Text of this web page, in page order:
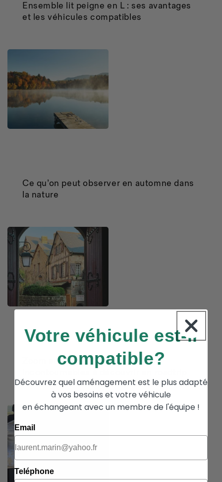
Ensemble lit peigne en L : ses avantages
et les véhicules compatibles
Ce qu’on peut observer en automne dans
la nature
Zoom sur la Normandie : 5
Votre véhicule est-il
compatible?
Découvrez quel aménagement est le plus adapté
à vos besoins et votre véhicule
en échangeant avec un membre de l'équipe !
Email
Teléphone